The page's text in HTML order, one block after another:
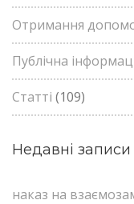
Отримання
Публічна
Статті (109)
Недавні записи
наказ на